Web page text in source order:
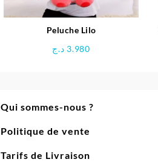
Peluche Lilo
3.980 د.ج
Qui sommes-nous ?
Politique de vente
Tarifs de Livraison